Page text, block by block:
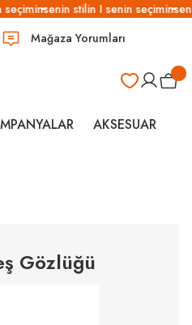
senin stilin I senin seçimin
Mağaza Yorumları
AKSESUAR
Gözlüğü